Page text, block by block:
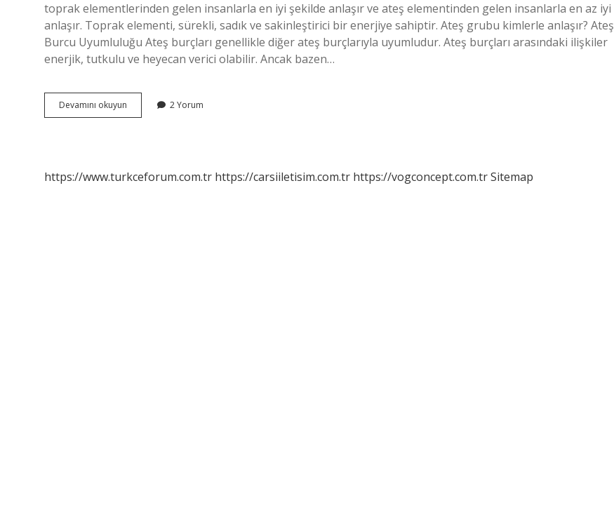
toprak elementlerinden gelen insanlarla en iyi şekilde anlaşır ve ateş elementinden gelen insanlarla en az iyi
anlaşır. Toprak elementi, sürekli, sadık ve sakinleştirici bir enerjiye sahiptir. Ateş grubu kimlerle anlaşır? Ateş
Burcu Uyumluluğu Ateş burçları genellikle diğer ateş burçlarıyla uyumludur. Ateş burçları arasındaki ilişkiler
enerjik, tutkulu ve heyecan verici olabilir. Ancak bazen…
Devamını okuyun
Ve
Mı
2 Yorum
https://www.turkceforum.com.tr https://carsiiletisim.com.tr https://vogconcept.com.trSitemap